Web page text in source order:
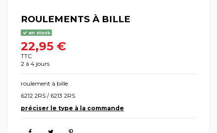
ROULEMENTS À BILLE
en stock
22,95 €
TTC
2 à 4 jours
roulement à bille
6212 2RS / 6213 2RS
préciser le type à la commande